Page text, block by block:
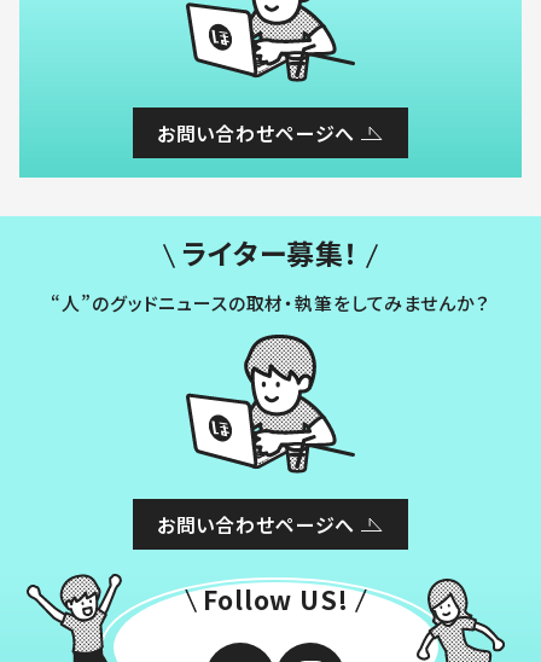
お問い合わせページへ
ライター募集！
“人”のグッドニュースの取材・執筆をしてみませんか？
お問い合わせページへ
Follow US!